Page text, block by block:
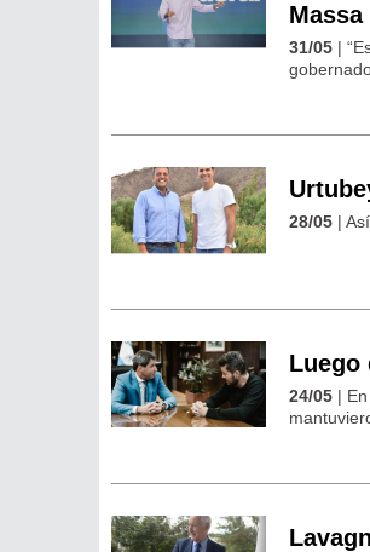
Massa
31/05 |
28/05 |
Luego
24/05 |